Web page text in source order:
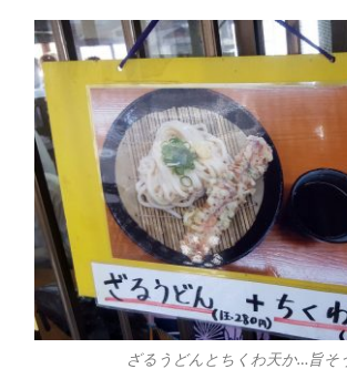
ざるうどんとちくわ天か…旨そ